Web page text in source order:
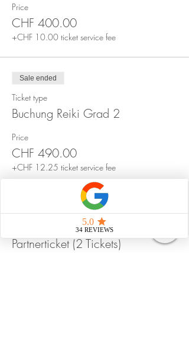
Mental / Emotionalen Symbol
(Harmonisierend)
Fernbehandlung Symbol (Distanzheilung)
Erweiterter Lichtschutz für den Alltag
Erweiterter Lichtschutz für den Alltag mit
Genaue und detaillierter Ablauf einer
Behandlung mit den Symbolen
Reiki- Stammbaum
Inkl. Seminarunterlagen, Diplom und
Pausenverpflegung.
Price
CHF 400.00
+CHF 10.00 ticket service fee
Sale ended
Ticket type
Buchung Reiki Grad 2
Price
CHF 490.00
+CHF 12.25 ticket service fee
Partnerticket (2 Tickets)